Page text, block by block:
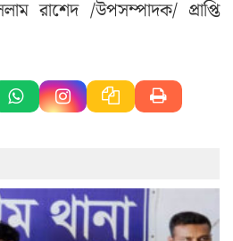
রাশেদ /উপসম্পাদক/ প্রাপ্তি